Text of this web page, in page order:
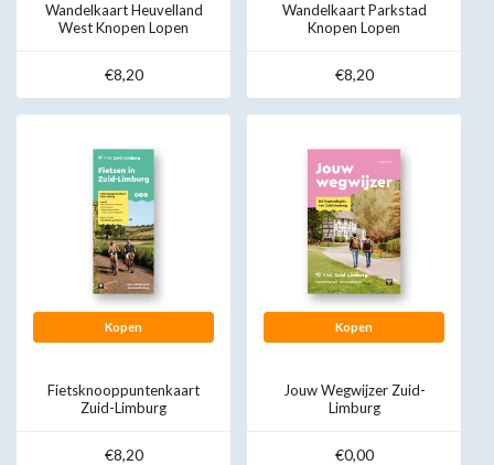
Wandelkaart Heuvelland
West Knopen Lopen
€8,20
Wandelkaart Parkstad
Knopen Lopen
€8,20
Kopen
Fietsknooppuntenkaart
Zuid-Limburg
€8,20
Kopen
Jouw Wegwijzer Zuid-
Limburg
€0,00